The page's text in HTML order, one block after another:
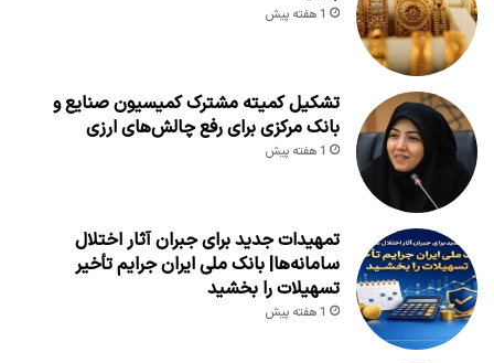
1 هفته پیش
تشکیل کمیته مشترک کمیسیون صنایع و
بانک مرکزی برای رفع چالش‌های ارزی
1 هفته پیش
تمهیدات جدید برای جبران آثار اختلال
سامانه‌ها| بانک ملی ایران جرایم تأخیر
تسهیلات را بخشید
1 هفته پیش